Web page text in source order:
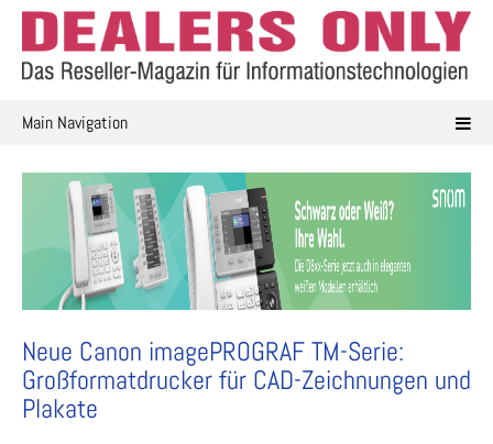
Skip
content
Main Navigation
Neue Canon imagePROGRAF TM-Serie:
Großformatdrucker für CAD-Zeichnungen und
Plakate